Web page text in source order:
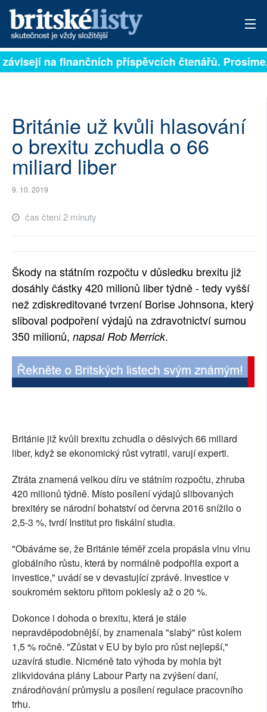
PŘIHLÁSIT
ARCHIV
ROZHOVORY
TÉMATA
SOCIÁLNÍ SÍTĚ
RUBRIKY
PLNÁ VERZE STRÁNEK
na finančních příspěvcích čtenářů.
Británie už kvůli hlasování
o brexitu zchudla o 66
miliard liber
9. 10. 2019
čas čtení 2 minuty
Škody na státním rozpočtu v důsledku brexitu již
dosáhly částky 420 milionů liber týdně - tedy vyšší
než zdiskreditované tvrzení Borise Johnsona, který
sliboval podpoření výdajů na zdravotnictví sumou
350 milionů, napsal Rob Merrick.
Británie již kvůli brexitu zchudla o děsivých 66 miliard
liber, když se ekonomický růst vytratil, varují experti.
Ztráta znamená velkou díru ve státním rozpočtu, zhruba
420 milionů týdně. Místo posílení výdajů slibovaných
brexitéry se národní bohatství od června 2016 snížilo o
2,5-3 %, tvrdí Institut pro fiskální studia.
"Obáváme se, že Británie téměř zcela propásla vlnu vlnu
globálního růstu, která by normálně podpořila export a
investice," uvádí se v devastující zprávě. Investice v
soukromém sektoru přitom poklesly až o 20 %.
Dokonce i dohoda o brexitu, která je stále
nepravděpodobnější, by znamenala "slabý" růst kolem
1,5 % ročně. "Zůstat v EU by bylo pro růst nejlepší,"
uzavírá studie. Nicméně tato výhoda by mohla být
zlikvidována plány Labour Party na zvýšení daní,
znárodňování průmyslu a posílení regulace pracovního
trhu.